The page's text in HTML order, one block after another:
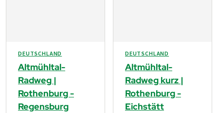
DEUTSCHLAND
Altmühltal-
Radweg |
Rothenburg -
Regensburg
DEUTSCHLAND
Altmühltal-
Radweg kurz |
Rothenburg -
Eichstätt